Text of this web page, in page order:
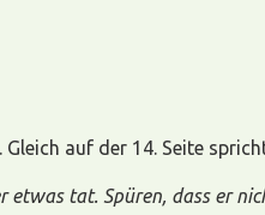
auf der 14. Seite
tat. Spüren, dass er